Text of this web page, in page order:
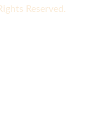
Reserved.